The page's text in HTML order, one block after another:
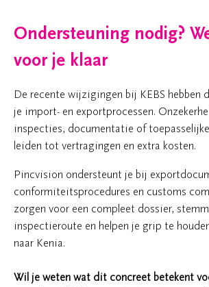
Ondersteuning nodig?
voor je klaar
De recente wijzigingen bij KEBS hebben
je import- en exportprocessen.
inspecties, documentatie of
leiden tot vertragingen en extra kosten.
Pincvision ondersteunt je bij
conformiteitsprocedures en customs
zorgen voor een compleet dossier,
inspectieroute en helpen je grip te
naar Kenia.
Wil je weten wat dit concreet betekent